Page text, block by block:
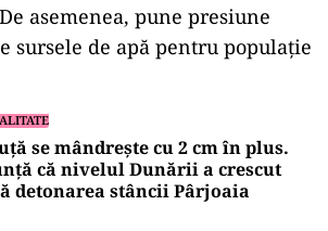
asemenea, pune presiune
sursele de apă pentru populație
se mândrește cu 2 cm în plus.
că nivelul Dunării a crescut
detonarea stâncii Pârjoaia